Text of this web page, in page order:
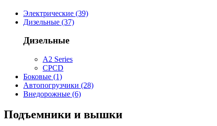
Электрические (39)
Дизельные (37)
Дизельные
A2 Series
CPCD
Боковые (1)
Автопогрузчики (28)
Внедорожные (6)
Подъемники и вышки